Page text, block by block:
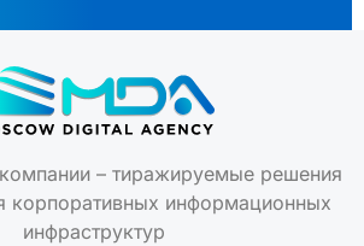
– тиражируемые решения
корпоративных информационных
инфраструктур